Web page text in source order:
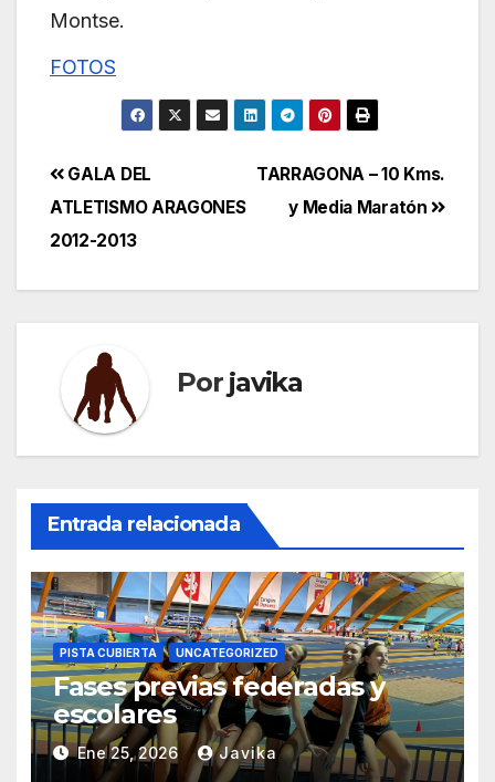
Montse.
FOTOS
Navegación
de
TARRAGONA – 10 Kms.
y Media Maratón
GALA DEL
ATLETISMO ARAGONES
2012-2013
Por javika
Entrada relacionada
PISTA CUBIERTA UNCATEGORIZED
Fases previas federadas y
escolares
Ene 25, 2026 Javika